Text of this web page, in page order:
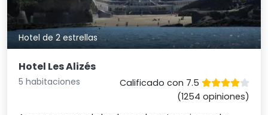
Hotel de 2 estrellas
Hotel Les Alizés
5 habitaciones
Calificado con 7.5
(1254 opiniones)